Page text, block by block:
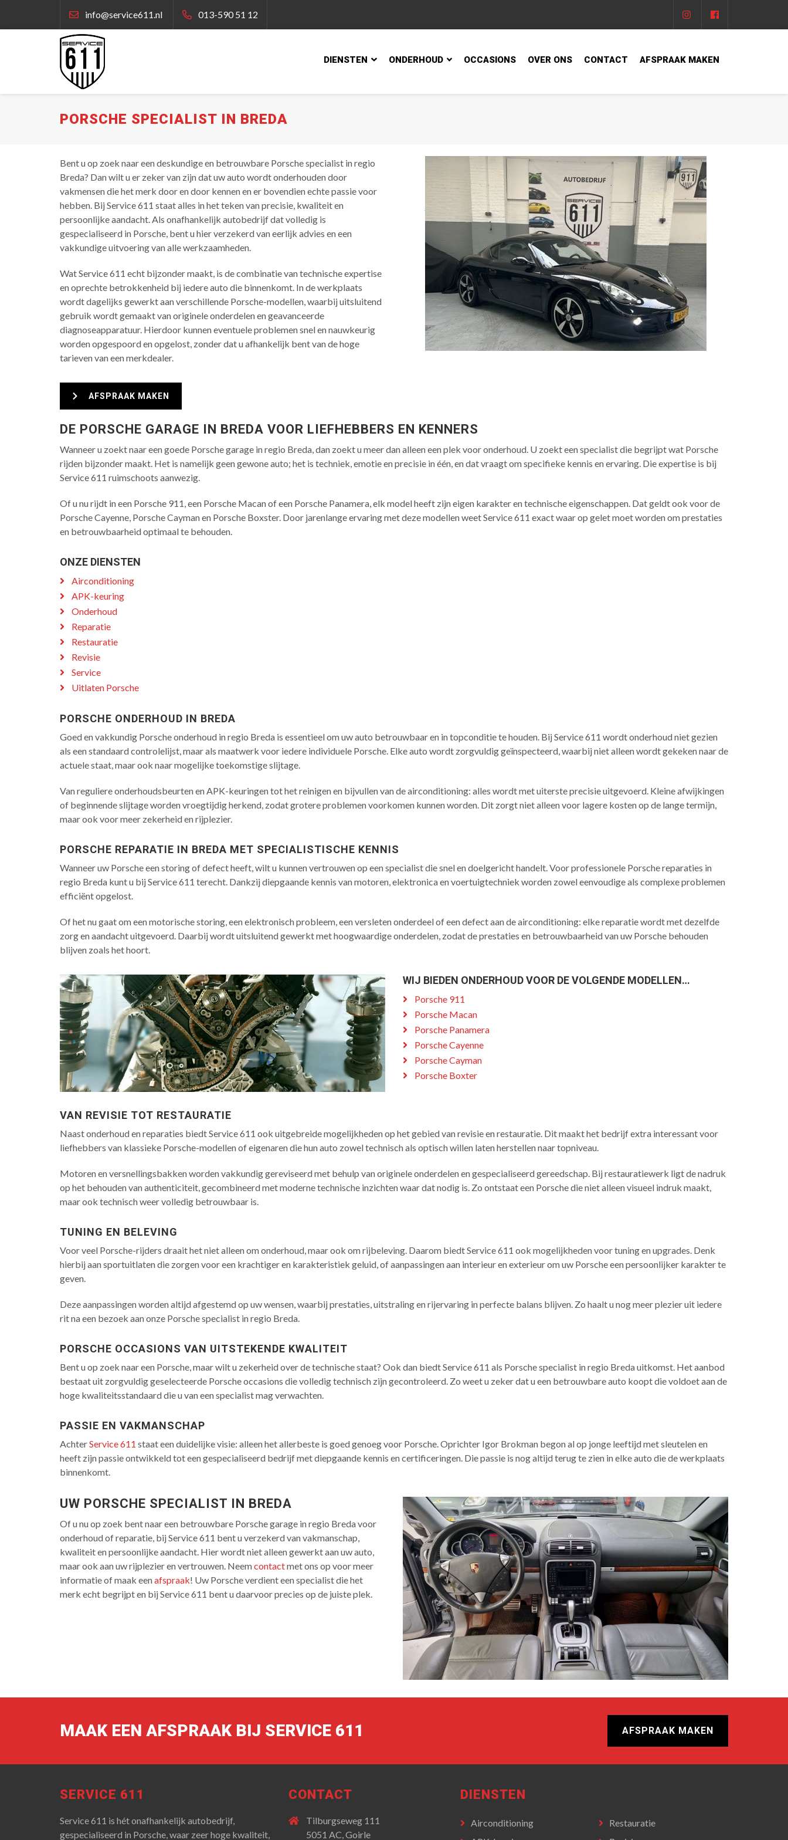
info@service611.nl 013-590 51 12
DIENSTEN ONDERHOUD OCCASIONS OVER ONS CONTACT AFSPRAAK MAKEN
PORSCHE SPECIALIST IN BREDA
Bent u op zoek naar een deskundige en betrouwbare Porsche specialist in regio
Breda? Dan wilt u er zeker van zijn dat uw auto wordt onderhouden door
vakmensen die het merk door en door kennen en er bovendien echte passie voor
hebben. Bij Service 611 staat alles in het teken van precisie, kwaliteit en
persoonlijke aandacht. Als onafhankelijk autobedrijf dat volledig is
gespecialiseerd in Porsche, bent u hier verzekerd van eerlijk advies en een
vakkundige uitvoering van alle werkzaamheden.
Wat Service 611 echt bijzonder maakt, is de combinatie van technische expertise
en oprechte betrokkenheid bij iedere auto die binnenkomt. In de werkplaats
wordt dagelijks gewerkt aan verschillende Porsche-modellen, waarbij uitsluitend
gebruik wordt gemaakt van originele onderdelen en geavanceerde
diagnoseapparatuur. Hierdoor kunnen eventuele problemen snel en nauwkeurig
worden opgespoord en opgelost, zonder dat u afhankelijk bent van de hoge
tarieven van een merkdealer.
AFSPRAAK MAKEN
DE PORSCHE GARAGE IN BREDA VOOR LIEFHEBBERS EN KENNERS
Wanneer u zoekt naar een goede Porsche garage in regio Breda, dan zoekt u meer dan alleen een plek voor onderhoud. U zoekt een specialist die begrijpt wat Porsche
rijden bijzonder maakt. Het is namelijk geen gewone auto; het is techniek, emotie en precisie in één, en dat vraagt om specifieke kennis en ervaring. Die expertise is bij
Service 611 ruimschoots aanwezig.
Of u nu rijdt in een Porsche 911, een Porsche Macan of een Porsche Panamera, elk model heeft zijn eigen karakter en technische eigenschappen. Dat geldt ook voor de
Porsche Cayenne, Porsche Cayman en Porsche Boxster. Door jarenlange ervaring met deze modellen weet Service 611 exact waar op gelet moet worden om prestaties
en betrouwbaarheid optimaal te behouden.
ONZE DIENSTEN
Airconditioning
APK-keuring
Onderhoud
Reparatie
Restauratie
Revisie
Service
Uitlaten Porsche
PORSCHE ONDERHOUD IN BREDA
Goed en vakkundig Porsche onderhoud in regio Breda is essentieel om uw auto betrouwbaar en in topconditie te houden. Bij Service 611 wordt onderhoud niet gezien
als een standaard controlelijst, maar als maatwerk voor iedere individuele Porsche. Elke auto wordt zorgvuldig geïnspecteerd, waarbij niet alleen wordt gekeken naar de
actuele staat, maar ook naar mogelijke toekomstige slijtage.
Van reguliere onderhoudsbeurten en APK-keuringen tot het reinigen en bijvullen van de airconditioning: alles wordt met uiterste precisie uitgevoerd. Kleine afwijkingen
of beginnende slijtage worden vroegtijdig herkend, zodat grotere problemen voorkomen kunnen worden. Dit zorgt niet alleen voor lagere kosten op de lange termijn,
maar ook voor meer zekerheid en rijplezier.
PORSCHE REPARATIE IN BREDA MET SPECIALISTISCHE KENNIS
Wanneer uw Porsche een storing of defect heeft, wilt u kunnen vertrouwen op een specialist die snel en doelgericht handelt. Voor professionele Porsche reparaties in
regio Breda kunt u bij Service 611 terecht. Dankzij diepgaande kennis van motoren, elektronica en voertuigtechniek worden zowel eenvoudige als complexe problemen
efficiënt opgelost.
Of het nu gaat om een motorische storing, een elektronisch probleem, een versleten onderdeel of een defect aan de airconditioning: elke reparatie wordt met dezelfde
zorg en aandacht uitgevoerd. Daarbij wordt uitsluitend gewerkt met hoogwaardige onderdelen, zodat de prestaties en betrouwbaarheid van uw Porsche behouden
blijven zoals het hoort.
WIJ BIEDEN ONDERHOUD VOOR DE VOLGENDE MODELLEN…
Porsche 911
Porsche Macan
Porsche Panamera
Porsche Cayenne
Porsche Cayman
Porsche Boxter
VAN REVISIE TOT RESTAURATIE
Naast onderhoud en reparaties biedt Service 611 ook uitgebreide mogelijkheden op het gebied van revisie en restauratie. Dit maakt het bedrijf extra interessant voor
liefhebbers van klassieke Porsche-modellen of eigenaren die hun auto zowel technisch als optisch willen laten herstellen naar topniveau.
Motoren en versnellingsbakken worden vakkundig gereviseerd met behulp van originele onderdelen en gespecialiseerd gereedschap. Bij restauratiewerk ligt de nadruk
op het behouden van authenticiteit, gecombineerd met moderne technische inzichten waar dat nodig is. Zo ontstaat een Porsche die niet alleen visueel indruk maakt,
maar ook technisch weer volledig betrouwbaar is.
TUNING EN BELEVING
Voor veel Porsche-rijders draait het niet alleen om onderhoud, maar ook om rijbeleving. Daarom biedt Service 611 ook mogelijkheden voor tuning en upgrades. Denk
hierbij aan sportuitlaten die zorgen voor een krachtiger en karakteristiek geluid, of aanpassingen aan interieur en exterieur om uw Porsche een persoonlijker karakter te
geven.
Deze aanpassingen worden altijd afgestemd op uw wensen, waarbij prestaties, uitstraling en rijervaring in perfecte balans blijven. Zo haalt u nog meer plezier uit iedere
rit na een bezoek aan onze Porsche specialist in regio Breda.
PORSCHE OCCASIONS VAN UITSTEKENDE KWALITEIT
Bent u op zoek naar een Porsche, maar wilt u zekerheid over de technische staat? Ook dan biedt Service 611 als Porsche specialist in regio Breda uitkomst. Het aanbod
bestaat uit zorgvuldig geselecteerde Porsche occasions die volledig technisch zijn gecontroleerd. Zo weet u zeker dat u een betrouwbare auto koopt die voldoet aan de
hoge kwaliteitsstandaard die u van een specialist mag verwachten.
PASSIE EN VAKMANSCHAP
AchterService 611 staat een duidelijke visie: alleen het allerbeste is goed genoeg voor Porsche. Oprichter Igor Brokman begon al op jonge leeftijd met sleutelen en
heeft zijn passie ontwikkeld tot een gespecialiseerd bedrijf met diepgaande kennis en certificeringen. Die passie is nog altijd terug te zien in elke auto die de werkplaats
binnenkomt.
UW PORSCHE SPECIALIST IN BREDA
Of u nu op zoek bent naar een betrouwbare Porsche garage in regio Breda voor
onderhoud of reparatie, bij Service 611 bent u verzekerd van vakmanschap,
kwaliteit en persoonlijke aandacht. Hier wordt niet alleen gewerkt aan uw auto,
maar ook aan uw rijplezier en vertrouwen. Neemcontactmet ons op voor meer
informatie of maak eenafspraak! Uw Porsche verdient een specialist die het
merk echt begrijpt en bij Service 611 bent u daarvoor precies op de juiste plek.
MAAK EEN AFSPRAAK BIJ SERVICE 611 AFSPRAAK MAKEN
SERVICE 611
Service 611 is hét onafhankelijk autobedrijf,
gespecialiseerd in Porsche, waar zeer hoge kwaliteit,
CONTACT
Tilburgseweg 111
5051 AC,Goirle
DIENSTEN
Airconditioning
Restauratie